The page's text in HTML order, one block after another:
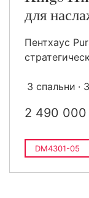
для
Пентхаус
3 спальни
2 490 000
DM4301-05